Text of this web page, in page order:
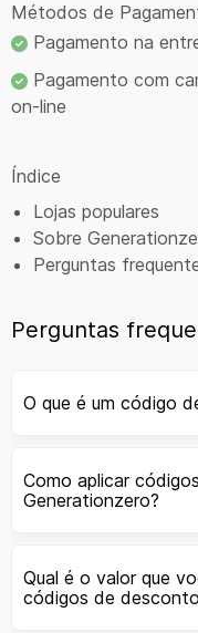
Métodos de
Pagamento na
Pagamento com
on-line
Índice
Lojas populares
Sobre
Perguntas
Perguntas
O que é um código
Como aplicar
Generationzero?
Qual é o valor que
códigos de